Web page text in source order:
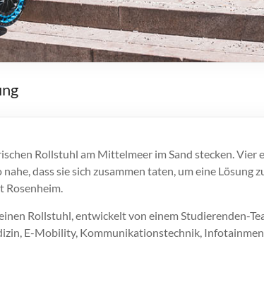
Rollstuhl am Mittelmeer im Sand stecken.
dass sie sich zusammen taten, um eine Lösung
Rosenheim.
Rollstuhl, entwickelt von einem Studierenden-
E-Mobility, Kommunikationstechnik,